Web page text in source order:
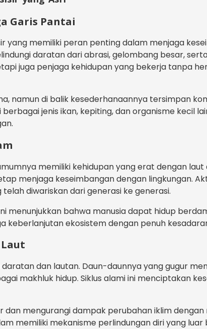
Garis Pantai
yang memiliki peran penting dalam menjaga
daratan dari abrasi, gelombang besar,
juga penjaga kehidupan yang bekerja tanpa
namun di balik kesederhanaannya tersimpan
jenis ikan, kepiting, dan organisme kecil
memiliki kehidupan yang erat dengan
menjaga keseimbangan dengan lingkungan.
diwariskan dari generasi ke generasi.
menunjukkan bahwa manusia dapat hidup
keberlanjutan ekosistem dengan penuh
dan lautan. Daun-daunnya yang gugur
makhluk hidup. Siklus alami ini menciptakan
dan mengurangi dampak perubahan iklim
memiliki mekanisme perlindungan diri yang